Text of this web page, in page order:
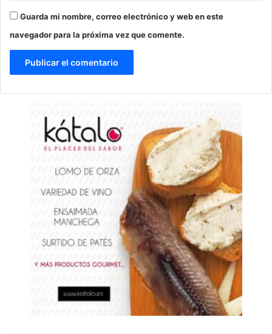
Guarda mi nombre, correo electrónico y web en este
navegador para la próxima vez que comente.